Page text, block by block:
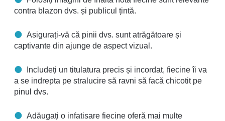
contra blazon dvs. și publicul țintă.
Asigurați-vă că pinii dvs. sunt atrăgătoare și
captivante din ajunge de aspect vizual.
Includeți un titulatura precis și incordat, fiecine îi va
a se indrepta pe stralucire să ravni să facă chicotit pe
pinul dvs.
Adăugați o infatisare fiecine oferă mai multe